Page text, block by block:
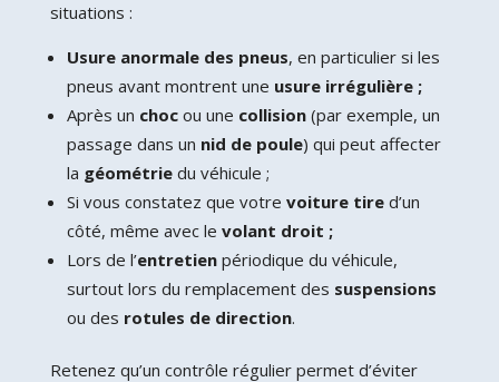
situations :
Usure anormale des pneus, en particulier si les
pneus avant montrent une usure irrégulière ;
Après un chocou une collision(par exemple, un
passage dans un nid de poule) qui peut affecter
la géométriedu véhicule ;
Si vous constatez que votre voiture tired’un
côté, même avec le volant droit ;
Lors de l’entretienpériodique du véhicule,
surtout lors du remplacement des suspensions
ou des rotules de direction.
Retenez qu’un contrôle régulier permet d’éviter